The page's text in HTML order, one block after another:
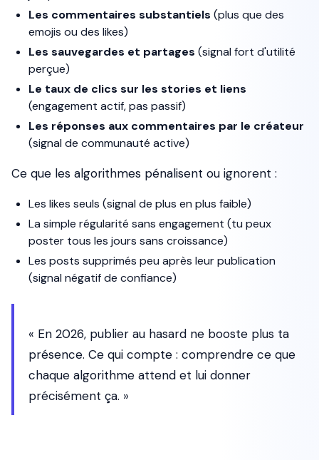
Les commentaires substantiels (plus que des
emojis ou des likes)
Les sauvegardes et partages (signal fort d'utilité
perçue)
Le taux de clics sur les stories et liens
(engagement actif, pas passif)
Les réponses aux commentaires par le créateur
(signal de communauté active)
Ce que les algorithmes pénalisent ou ignorent :
Les likes seuls (signal de plus en plus faible)
La simple régularité sans engagement (tu peux
poster tous les jours sans croissance)
Les posts supprimés peu après leur publication
(signal négatif de confiance)
« En 2026, publier au hasard ne booste plus ta
présence. Ce qui compte : comprendre ce que
chaque algorithme attend et lui donner
précisément ça. »